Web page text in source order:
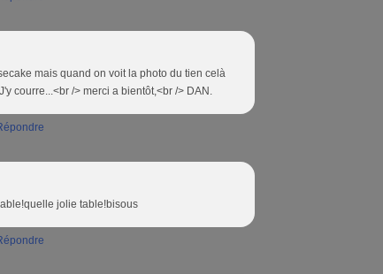
mais quand on voit la photo du tien celà
courre...<br /> merci a bientôt,<br /> DAN.
jolie table!bisous